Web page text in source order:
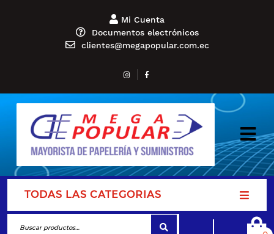
Mi Cuenta
Documentos electrónicos
clientes@megapopular.com.ec
TODAS LAS CATEGORIAS